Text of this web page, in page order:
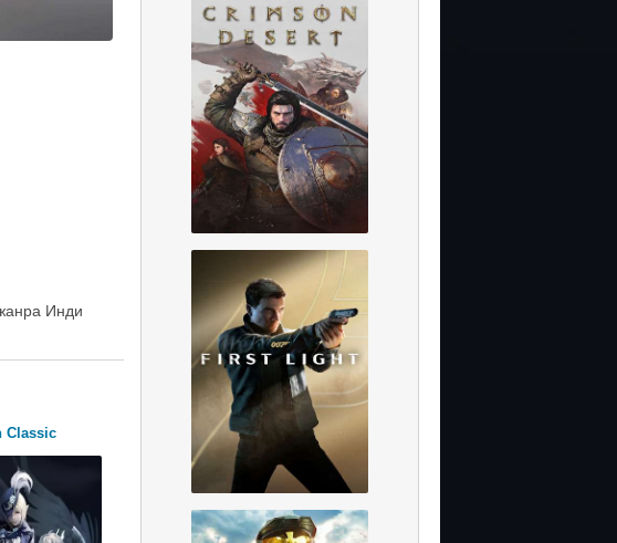
Инди
Classic